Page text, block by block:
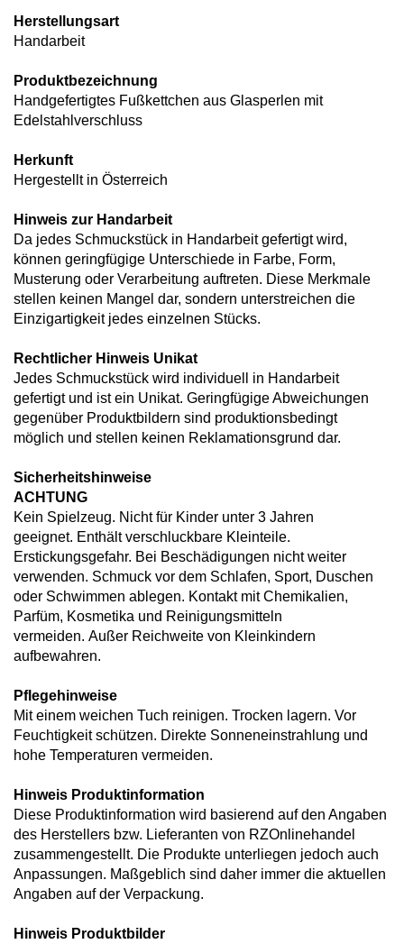
Herstellungsart
Handarbeit
Produktbezeichnung
Handgefertigtes Fußkettchen aus Glasperlen mit
Edelstahlverschluss
Herkunft
Hergestellt in Österreich
Hinweis zur Handarbeit
Da jedes Schmuckstück in Handarbeit gefertigt wird,
können geringfügige Unterschiede in Farbe, Form,
Musterung oder Verarbeitung auftreten. Diese Merkmale
stellen keinen Mangel dar, sondern unterstreichen die
Einzigartigkeit jedes einzelnen Stücks.
Rechtlicher Hinweis Unikat
Jedes Schmuckstück wird individuell in Handarbeit
gefertigt und ist ein Unikat. Geringfügige Abweichungen
gegenüber Produktbildern sind produktionsbedingt
möglich und stellen keinen Reklamationsgrund dar.
Sicherheitshinweise
ACHTUNG
Kein Spielzeug. Nicht für Kinder unter 3 Jahren
geeignet. Enthält verschluckbare Kleinteile.
Erstickungsgefahr. Bei Beschädigungen nicht weiter
verwenden. Schmuck vor dem Schlafen, Sport, Duschen
oder Schwimmen ablegen. Kontakt mit Chemikalien,
Parfüm, Kosmetika und Reinigungsmitteln
vermeiden. Außer Reichweite von Kleinkindern
aufbewahren.
Pflegehinweise
Mit einem weichen Tuch reinigen. Trocken lagern. Vor
Feuchtigkeit schützen. Direkte Sonneneinstrahlung und
hohe Temperaturen vermeiden.
Hinweis Produktinformation
Diese Produktinformation wird basierend auf den Angaben
des Herstellers bzw. Lieferanten von RZOnlinehandel
zusammengestellt. Die Produkte unterliegen jedoch auch
Anpassungen. Maßgeblich sind daher immer die aktuellen
Angaben auf der Verpackung.
Hinweis Produktbilder